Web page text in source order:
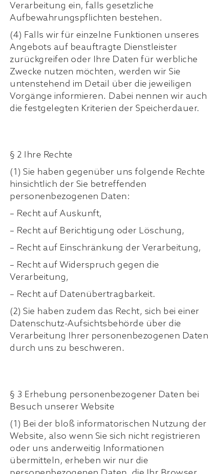
Verarbeitung ein, falls gesetzliche
Aufbewahrungspflichten bestehen.
(4) Falls wir für einzelne Funktionen unseres
Angebots auf beauftragte Dienstleister
zurückgreifen oder Ihre Daten für werbliche
Zwecke nutzen möchten, werden wir Sie
untenstehend im Detail über die jeweiligen
Vorgänge informieren. Dabei nennen wir auch
die festgelegten Kriterien der Speicherdauer.
§ 2 Ihre Rechte
(1) Sie haben gegenüber uns folgende Rechte
hinsichtlich der Sie betreffenden
personenbezogenen Daten:
– Recht auf Auskunft,
– Recht auf Berichtigung oder Löschung,
– Recht auf Einschränkung der Verarbeitung,
– Recht auf Widerspruch gegen die
Verarbeitung,
– Recht auf Datenübertragbarkeit.
(2) Sie haben zudem das Recht, sich bei einer
Datenschutz-Aufsichtsbehörde über die
Verarbeitung Ihrer personenbezogenen Daten
durch uns zu beschweren.
§ 3 Erhebung personenbezogener Daten bei
Besuch unserer Website
(1) Bei der bloß informatorischen Nutzung der
Website, also wenn Sie sich nicht registrieren
oder uns anderweitig Informationen
übermitteln, erheben wir nur die